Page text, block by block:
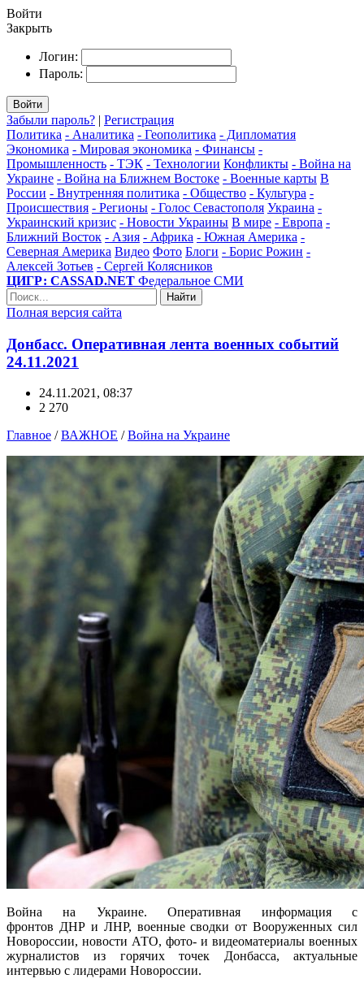
Войти
Закрыть
Логин:
Пароль:
Войти
Забыли пароль? | Регистрация
Политика - Аналитика - Геополитика - Дипломатия
Экономика - Мировая экономика - Финансы -
Промышленность - ТЭК - Технологии Конфликты - Война на
Украине - Война на Ближнем Востоке - Военные карты В
России - Внутренняя политика - Общество - Культура -
Происшествия - Регионы - Голос Севастополя Украина -
Украинский кризис - Новости Украины В мире - Европа -
Ближний Восток - Азия - Африка - Южная Америка -
Северная Америка Видео Фото Блоги - Борис Рожин -
Алексей Зотьев - Сергей Колясников
ЦИГР: CASSAD.NET Федеральное СМИ
Найти
Полная версия сайта
Донбасс. Оперативная лента военных событий
24.11.2021
24.11.2021, 08:37
2 270
Главное /ВАЖНОЕ /Война на Украине
Война на Украине. Оперативная информация с
фронтов ДНР и ЛНР, военные сводки от Вооруженных сил
Новороссии, новости АТО, фото- и видеоматериалы военных
журналистов из горячих точек Донбасса, актуальные
интервью с лидерами Новороссии.